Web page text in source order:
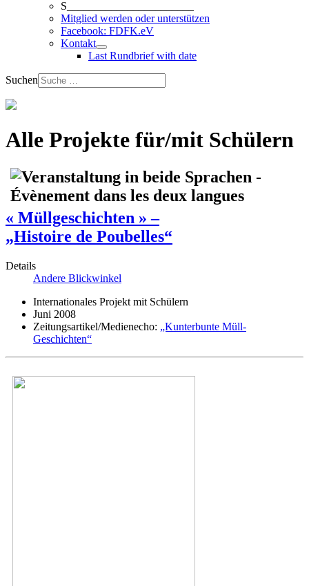
S_______________________
Mitglied werden oder unterstützen
Facebook: FDFK.eV
Kontakt
Last Rundbrief with date
Suchen
Alle Projekte für/mit Schülern
« Müllgeschichten » –
„Histoire de Poubelles“
Details
Andere Blickwinkel
Internationales Projekt mit Schülern
Juni 2008
Zeitungsartikel/Medienecho: „Kunterbunte Müll-
Geschichten“